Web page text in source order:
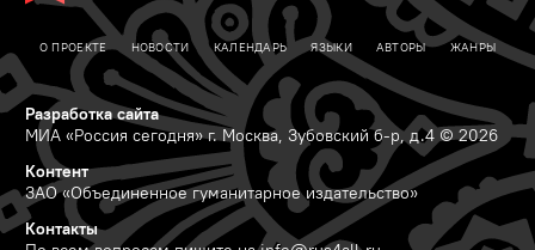
О ПРОЕКТЕ НОВОСТИ КАЛЕНДАРЬ ЯЗЫКИ АВТОРЫ ЖАНРЫ
Разработка сайта
МИА «Россия сегодня» г. Москва, Зубовский б-р, д.4 © 2026
Контент
ЗАО «Объединенное гуманитарное издательство»
Контакты